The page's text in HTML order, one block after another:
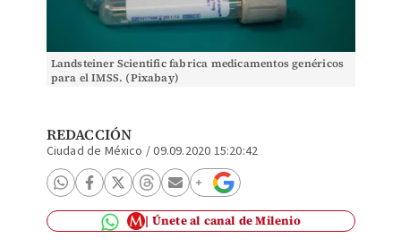
Landsteiner Scientific fabrica medicamentos genéricos
para el IMSS. (Pixabay)
REDACCIÓN
Ciudad de México /09.09.2020 15:20:42
Únete al canal de Milenio